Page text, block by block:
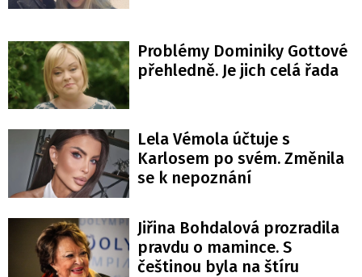
Problémy Dominiky Gottové
přehledně. Je jich celá řada
Lela Vémola účtuje s
Karlosem po svém. Změnila
se k nepoznání
Jiřina Bohdalová prozradila
pravdu o mamince. S
češtinou byla na štíru